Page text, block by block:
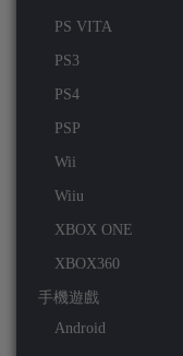
PS VITA
PS3
PS4
PSP
Wii
Wiiu
XBOX ONE
XBOX360
手機遊戲
Android